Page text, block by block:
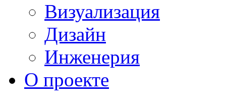
Визуализация
Дизайн
Инженерия
О проекте